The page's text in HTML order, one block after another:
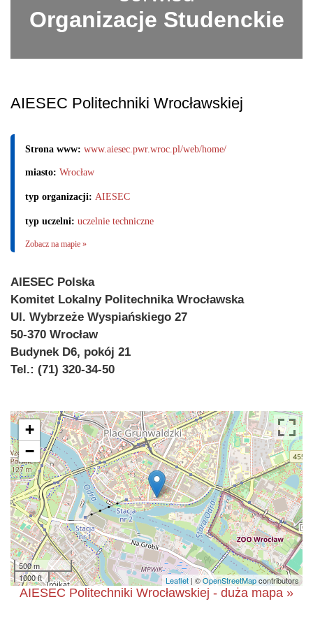
Organizacje Studenckie
AIESEC Politechniki Wrocławskiej
Strona www: www.aiesec.pwr.wroc.pl/web/home/
miasto: Wrocław
typ organizacji: AIESEC
typ uczelni: uczelnie techniczne
Zobacz na mapie »
AIESEC Polska
Komitet Lokalny Politechnika Wrocławska
Ul. Wybrzeże Wyspiańskiego 27
50-370 Wrocław
Budynek D6, pokój 21
Tel.: (71) 320-34-50
+
−
500 m
1000 ft
Leaflet | ©OpenStreetMapcontributors
AIESEC Politechniki Wrocławskiej - duża mapa »